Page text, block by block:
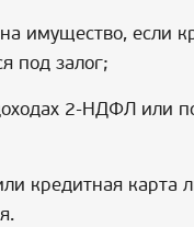
имущество, если
под залог;
2-НДФЛ или
кредитная карта